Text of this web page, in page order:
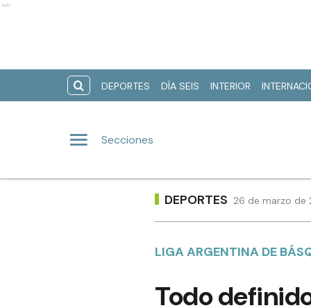
Ads
DEPORTES DÍA SEIS INTERIOR
Secciones
DEPORTES 26 de marzo de
LIGA ARGENTINA DE
Todo